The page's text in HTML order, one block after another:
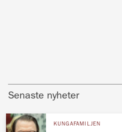
Senaste nyheter
KUNGAFAMILJEN